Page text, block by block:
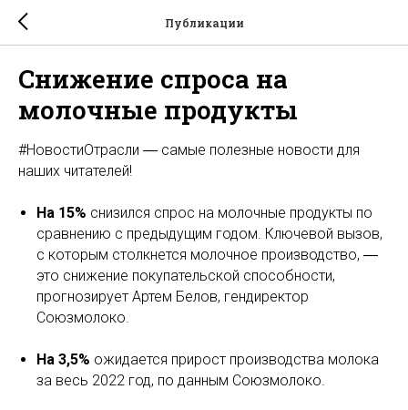
Публикации
Снижение спроса на
молочные продукты
#НовостиОтрасли ― самые полезные новости для
наших читателей!
На 15% снизился спрос на молочные продукты по
сравнению с предыдущим годом. Ключевой вызов,
с которым столкнется молочное производство, ―
это снижение покупательской способности,
прогнозирует Артем Белов, гендиректор
Союзмолоко.
На 3,5% ожидается прирост производства молока
за весь 2022 год, по данным Союзмолоко.